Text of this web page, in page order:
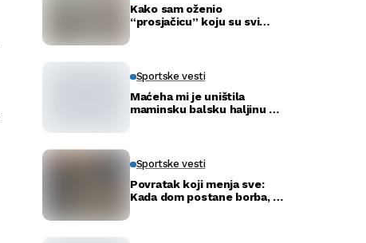
Kako sam oženio
“prosjačicu” koju su svi
Sportske vesti
Maćeha mi je uništila
maminsku balsku haljinu —
Sportske vesti
Povratak koji menja sve:
Kada dom postane borba, a